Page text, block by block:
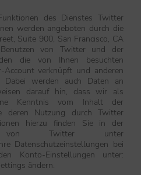
des Dienstes Twitter
werden angeboten durch die
Suite 900, San Francisco, CA
von Twitter und der
die von Ihnen besuchten
verknüpft und anderen
Dabei werden auch Daten an
darauf hin, dass wir als
Kenntnis vom Inhalt der
deren Nutzung durch Twitter
hierzu finden Sie in der
von Twitter unter
Datenschutzeinstellungen bei
Konto-Einstellungen unter:
ändern.